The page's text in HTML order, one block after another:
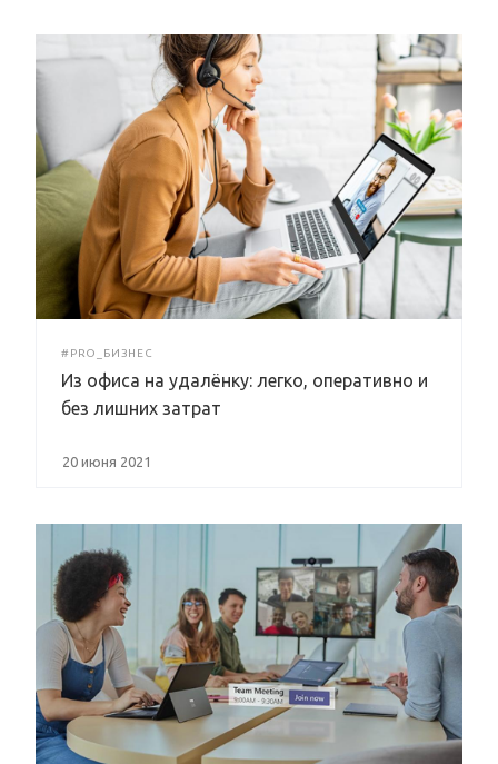
#PRO_БИЗНЕС
Из офиса на удалёнку: легко, оперативно и
без лишних затрат
20 июня 2021